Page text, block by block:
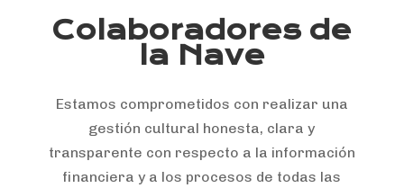
Colaboradores de
la Nave
Estamos comprometidos con realizar una
gestión cultural honesta, clara y
transparente con respecto a la información
financiera y a los procesos de todas las